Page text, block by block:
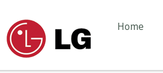
Home